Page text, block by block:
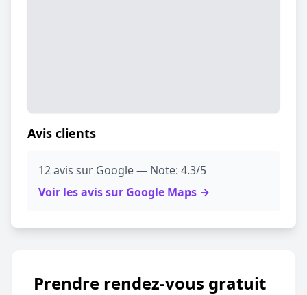
Avis clients
12 avis sur Google — Note: 4.3/5
Voir les avis sur Google Maps →
Prendre rendez-vous gratuit